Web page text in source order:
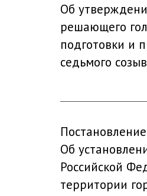
Об
решающего
подготовки и
седьмого
Об
Российской
территории